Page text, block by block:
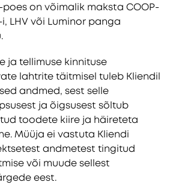
poes on võimalik maksta COOP-
i, LHV või Luminor panga
ja tellimuse kinnituse
lahtrite täitmisel tuleb Kliendil
andmed, sest selle
ja õigsusest sõltub
toodete kiire ja häireteta
Müüja ei vastuta Kliendi
andmetest tingitud
või muude sellest
eest.